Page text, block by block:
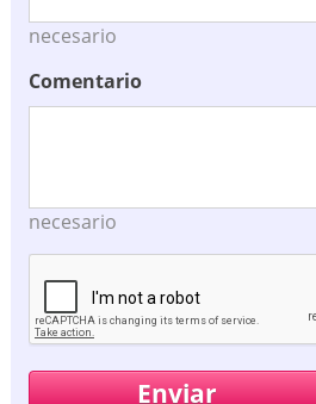
necesario
Comentario
necesario